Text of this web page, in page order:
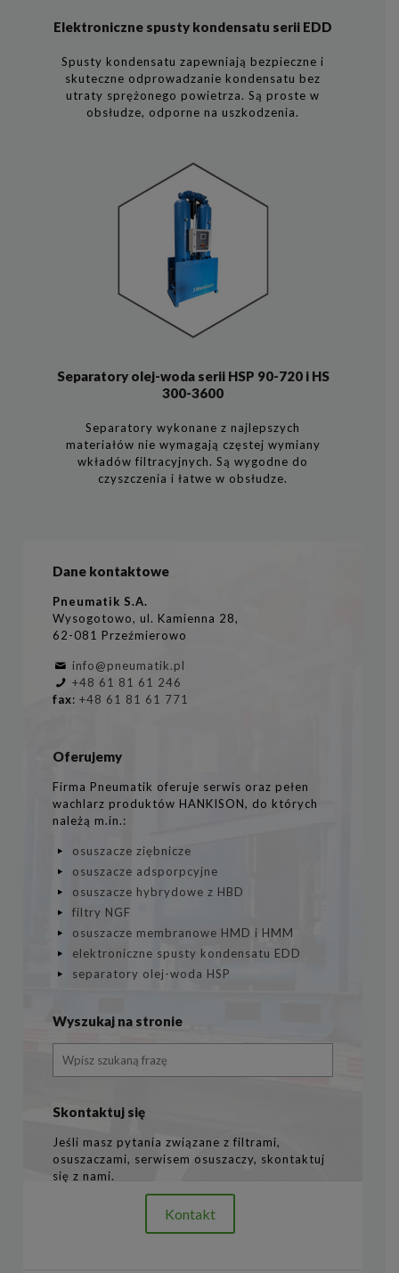
Elektroniczne spusty kondensatu serii EDD
Spusty kondensatu zapewniają bezpieczne i
skuteczne odprowadzanie kondensatu bez
utraty sprężonego powietrza. Są proste w
obsłudze, odporne na uszkodzenia.
Separatory olej-woda serii HSP 90-720 i HS
300-3600
Separatory wykonane z najlepszych
materiałów nie wymagają częstej wymiany
wkładów filtracyjnych. Są wygodne do
czyszczenia i łatwe w obsłudze.
Dane kontaktowe
Pneumatik S.A.
Wysogotowo, ul. Kamienna 28,
62-081 Przeźmierowo
info@pneumatik.pl
+48 61 81 61 246
fax: +48 61 81 61 771
Oferujemy
Firma Pneumatik oferuje serwis oraz pełen
wachlarz produktów HANKISON, do których
należą m.in.:
osuszacze ziębnicze
osuszacze adsporpcyjne
osuszacze hybrydowe z HBD
filtry NGF
osuszacze membranowe HMD i HMM
elektroniczne spusty kondensatu EDD
separatory olej-woda HSP
Wyszukaj na stronie
Skontaktuj się
Jeśli masz pytania związane z filtrami,
osuszaczami, serwisem osuszaczy, skontaktuj
się z nami.
Kontakt